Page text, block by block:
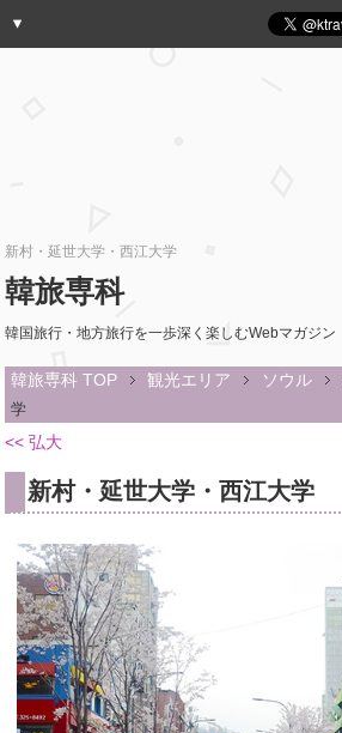
新村・延世大学・西江大学
韓旅専科
韓国旅行・地方旅行を一歩深く楽しむWebマガジン
韓旅専科 TOP 観光エリア ソウル
学
<< 弘大
新村・延世大学・西江大学